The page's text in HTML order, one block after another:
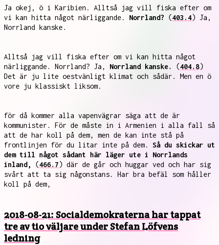
Ja okej, ö i Karibien. Alltså jag vill fiska efter om
vi kan hitta något närliggande. Norrland? (403.4) Ja,
Norrland kanske.
Alltså jag vill fiska efter om vi kan hitta något
närliggande. Norrland? Ja, Norrland kanske. (404.8)
Det är ju lite oestvänligt klimat och sådär. Men en ö
vore ju klassiskt liksom.
för då kommer alla vapenvägrar säga att de är
kommunister. För de måste in i Armenien i alla fall så
att de har koll på dem, men de kan inte stå på
frontlinjen för du litar inte på dem. Så du skickar ut
dem till något sådant här läger ute i Norrlands
inland,
(466.7) där de går och huggar ved och har sig
svårt att ta sig någonstans. Har bra befäl som håller
koll på dem,
2018-08-21: Socialdemokraterna har tappat
tre av tio väljare under Stefan Löfvens
ledning